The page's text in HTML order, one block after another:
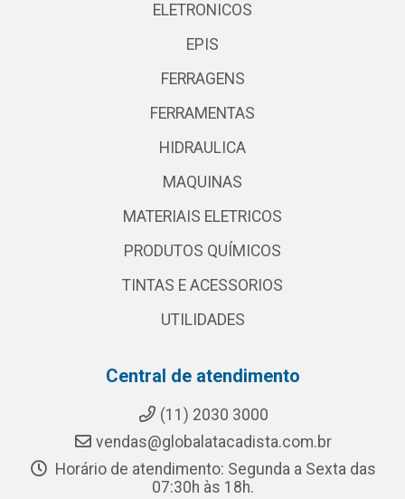
ELETRONICOS
EPIS
FERRAGENS
FERRAMENTAS
HIDRAULICA
MAQUINAS
MATERIAIS ELETRICOS
PRODUTOS QUÍMICOS
TINTAS E ACESSORIOS
UTILIDADES
Central de atendimento
(11) 2030 3000
vendas@globalatacadista.com.br
Horário de atendimento: Segunda a Sexta das
07:30h às 18h.